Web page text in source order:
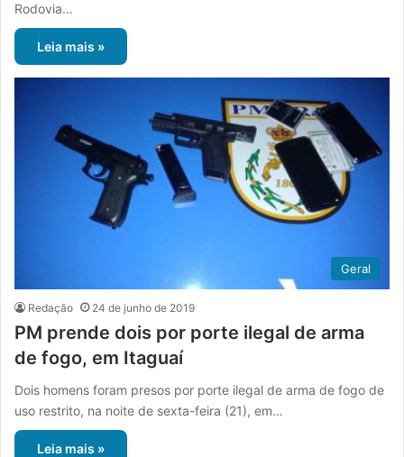
Rodovia…
Leia mais »
Geral
Redação 24 de junho de 2019
PM prende dois por porte ilegal de arma
de fogo, em Itaguaí
Dois homens foram presos por porte ilegal de arma de fogo de
uso restrito, na noite de sexta-feira (21), em…
Leia mais »